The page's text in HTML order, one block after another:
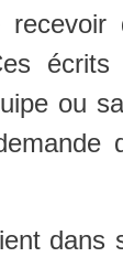
ou
dans